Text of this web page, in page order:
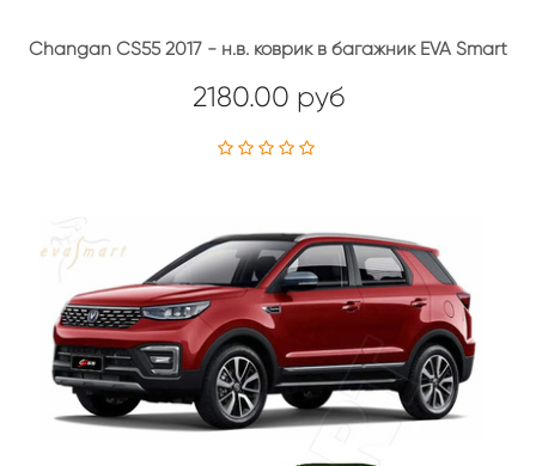
Changan CS55 2017 - н.в. коврик в багажник EVA Smart
2180.00 руб